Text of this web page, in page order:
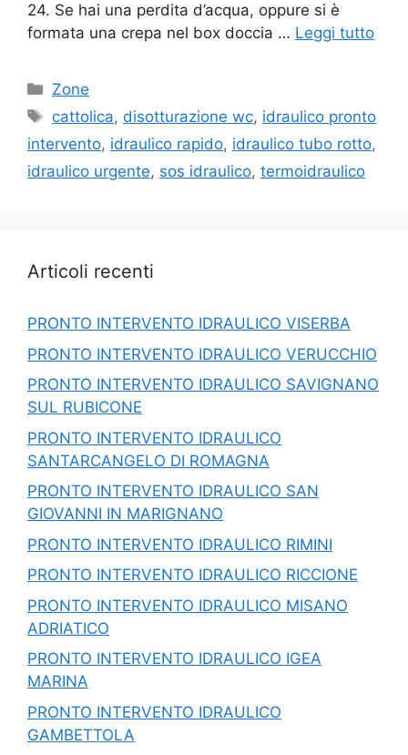
24. Se hai una perdita d’acqua, oppure si è
formata una crepa nel box doccia … Leggi tutto
Categorie
Zone
Tag
cattolica, disotturazione wc, idraulico pronto
intervento, idraulico rapido, idraulico tubo rotto,
idraulico urgente, sos idraulico, termoidraulico
Articoli recenti
PRONTO INTERVENTO IDRAULICO VISERBA
PRONTO INTERVENTO IDRAULICO VERUCCHIO
PRONTO INTERVENTO IDRAULICO SAVIGNANO
SUL RUBICONE
PRONTO INTERVENTO IDRAULICO
SANTARCANGELO DI ROMAGNA
PRONTO INTERVENTO IDRAULICO SAN
GIOVANNI IN MARIGNANO
PRONTO INTERVENTO IDRAULICO RIMINI
PRONTO INTERVENTO IDRAULICO RICCIONE
PRONTO INTERVENTO IDRAULICO MISANO
ADRIATICO
PRONTO INTERVENTO IDRAULICO IGEA
MARINA
PRONTO INTERVENTO IDRAULICO
GAMBETTOLA